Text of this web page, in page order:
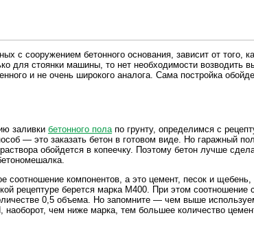
с сооружением бетонного основания, зависит от того,
для стоянки машины, то нет необходимости возводить
и не очень широкого аналога. Сама постройка
заливки бетонного полапо грунту, определимся с
— это заказать бетон в готовом виде. Но гаражный
обойдется в копеечку. Поэтому бетон лучше
соотношение компонентов, а это цемент, песок и щебень,
рецептуре берется марка М400. При этом соотношение
0,5 объема. Но запомните — чем выше
наоборот, чем ниже марка, тем большее количество